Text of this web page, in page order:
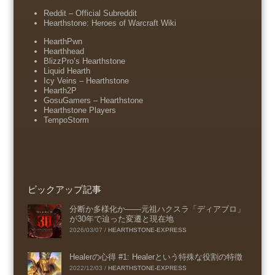
Reddit – Official Subreddit
Hearthstone: Heroes of Warcraft Wiki
HearthPwn
Hearthhead
BlizzPro’s Hearthstone
Liquid Hearth
Icy Veins – Hearthstone
Hearth2P
GosuGamers – Hearthstone
Hearthstone Players
TempoStorm
ピックアップ記事
分断か多様化か――元祖ハクスラ「ディアブロ」
が30年で辿った変遷と現在地
2026/03/07 / HEARTHSTONE-EXPRESS
Healerの心得 #1: Healerという特殊な役割の特徴
2022/12/03 / HEARTHSTONE-EXPRESS